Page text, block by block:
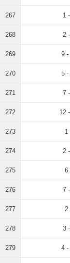
267 1
268 2
269 9 -
270 5 -
271 7
272 12
273 1
274 2
275 6
276 7
277 2
278 3
279 4 -